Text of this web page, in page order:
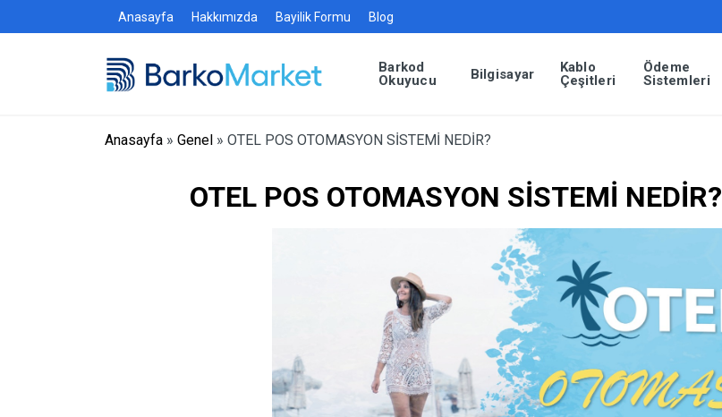
Anasayfa Hakkımızda Bayilik Formu Blog
Barkod
Okuyucu
Bilgisayar
Kablo
Çeşitleri
Ödeme
Sistemleri
Anasayfa » Genel » OTEL POS OTOMASYON SİSTEMİ NEDİR?
OTEL POS OTOMASYON SİSTEMİ NEDİR?